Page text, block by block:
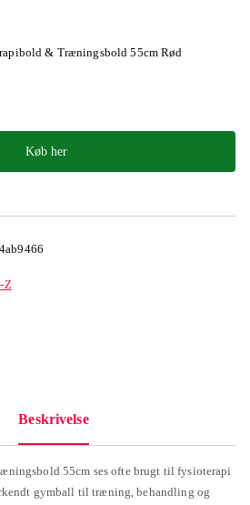
Køb her
Z
Beskrivelse
55cm ses ofte brugt til fysioterapi
gymball til træning, behandling og